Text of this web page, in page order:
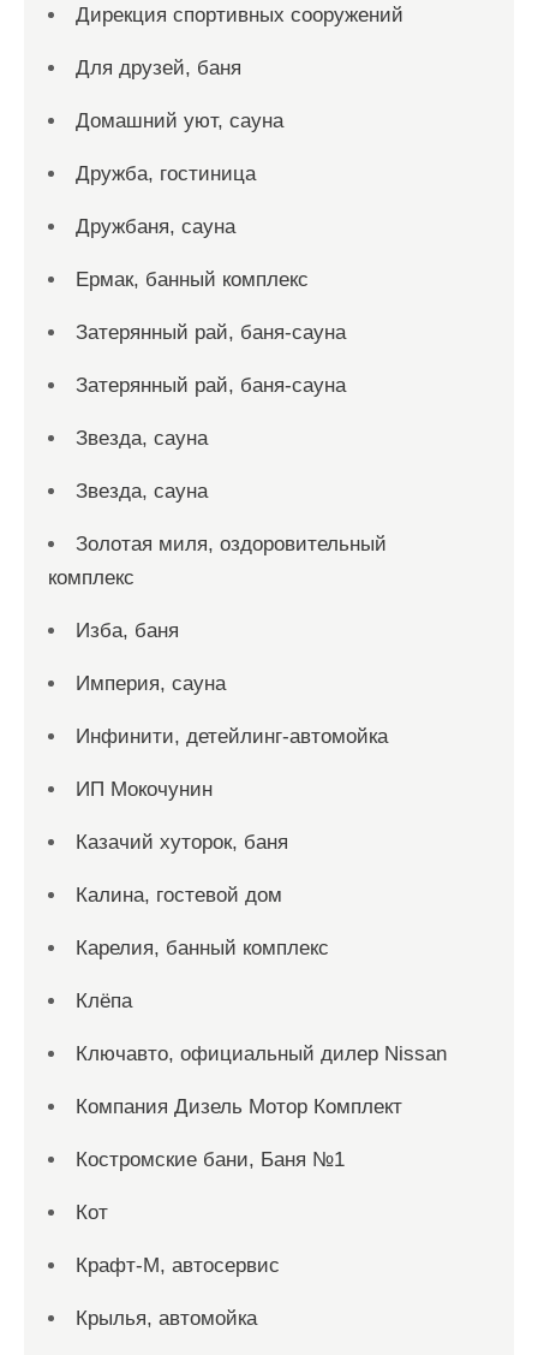
Дирекция спортивных сооружений
Для друзей, баня
Домашний уют, сауна
Дружба, гостиница
Дружбаня, сауна
Ермак, банный комплекс
Затерянный рай, баня-сауна
Затерянный рай, баня-сауна
Звезда, сауна
Звезда, сауна
Золотая миля, оздоровительный
комплекс
Изба, баня
Империя, сауна
Инфинити, детейлинг-автомойка
ИП Мокочунин
Казачий хуторок, баня
Калина, гостевой дом
Карелия, банный комплекс
Клёпа
Ключавто, официальный дилер Nissan
Компания Дизель Мотор Комплект
Костромские бани, Баня №1
Кот
Крафт-М, автосервис
Крылья, автомойка